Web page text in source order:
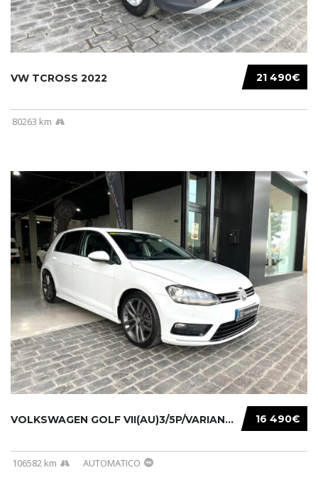
21 490€
VW TCROSS 2022
80263 km
16 490€
VOLKSWAGEN GOLF VII(AU)3/5P/VARIANT(12-16 20...
106582 km AUTOMATICO